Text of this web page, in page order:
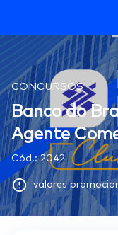
CONCURSOS
Banco do
Agente
Cód.:2042
valores